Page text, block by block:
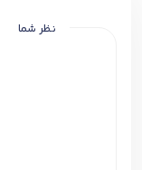
نظر شما